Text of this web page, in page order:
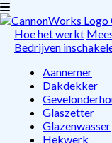
Hoe het werkt
Bedrijven
Aannemer
Dakdekker
Glaszetter
Glazenwasser
Hekwerk